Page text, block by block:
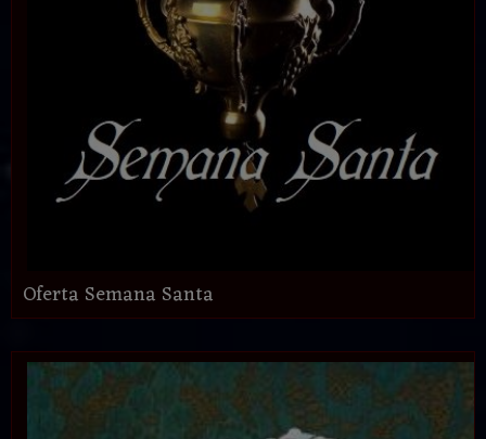
Oferta Semana Santa